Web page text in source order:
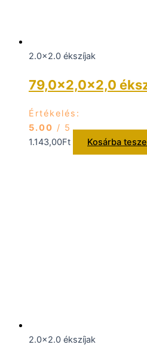
2.0x2.0 ékszíjak
79,0×2,0×2,0
Értékelés:
5.00 / 5
1.143,00Ft Kosárba
2.0x2.0 ékszíjak